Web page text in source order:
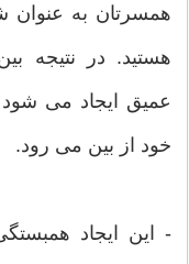
همسرتان به عنوان
هستید. در نتیجه
عمیق ایجاد می
خود از بین می رود.
- این ایجاد